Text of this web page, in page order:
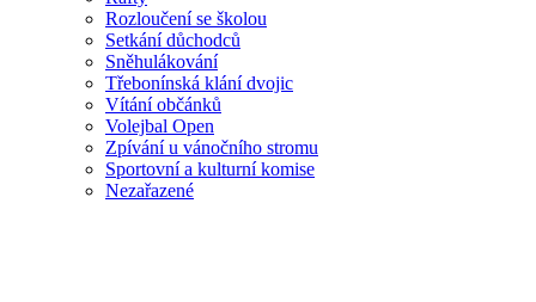
Rozloučení se školou
Setkání důchodců
Sněhulákování
Třebonínská klání dvojic
Vítání občánků
Volejbal Open
Zpívání u vánočního stromu
Sportovní a kulturní komise
Nezařazené